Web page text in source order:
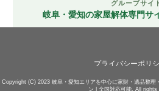
グループサイ
岐阜・愛知の家屋解体専門サ
プライバシーポリ
Copyright (C) 2023 岐阜・愛知エリアを中心に家財・遺品整
ン | 全国対応可能. All rights